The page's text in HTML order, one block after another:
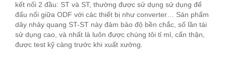
kết nối 2 đầu: ST và ST, thường được sử dụng sử dụng để
đấu nối giữa ODF với các thiết bị như converter… Sản phẩm
dây nhảy quang ST-ST này đảm bảo độ bền chắc, số lần tái
sử dụng cao, và nhất là luôn được chúng tôi tỉ mỉ, cẩn thận,
được test kỹ càng trước khi xuất xưởng.